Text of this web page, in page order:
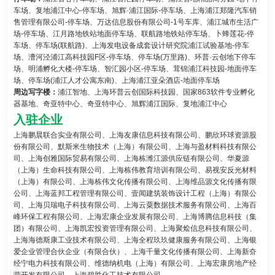
车场、复地浦江中心-停车场、旭辉·浦江国际-停车场、上海浦江郑隆汽车销
售管理有限公司-停车场、万达信息股份有限公司-1号车库、浦江城市生活广
场-停车场、江月路地铁站地面停车场、联航路地铁站停车场、卜蜂莲花-停
车场、停车场(联航路)、上海发电设备成套设计研究院浦江试验基地-停车
场、漕河泾浦江高科技园F区-停车场、停车场(万里路)、环普·云创地下停车
场、明浦孵化大楼-停车场、智汇园小区-停车场、茸锦浦江科技园-地面停车
场、停车场(浦江人才公寓东南)、上海浦江亚朵酒店-地面停车场
周边写字楼：浦江智地、上海环普云创国际科技园、国家863软件专业孵化
器基地、奇亚特中心、奇亚特中心、旭辉浦江国际、复地浦江中心
入驻企业
上海鹏晨联合实业有限公司、上海友康信息科技有限公司、鹏欣环球资源股
份有限公司、默斯米生物技术（上海）有限公司、上海与盈材料科技有限公
司、上海创雅国际贸易有限公司、上海栋潍江源供应链有限公司、华夏源
（上海）生命科技有限公司、上海栋伟教育培训有限公司、易视安反光材料
（上海）有限公司、上海栋伟文化传播有限公司、上海维品源文化传播有限
公司、上海蓝邦工程管理有限公司、壹闻建筑装饰设计工程（上海）有限公
司、上海贝瑞电子科技有限公司、上海云粟数据技术服务有限公司、上海百
峰环保工程有限公司、上海宏康企业发展有限公司、上海博腾信息科技（集
团）有限公司、上海凯宏投资管理有限公司、上海聚烩信息科技有限公司、
上海海德斯康工业技术有限公司、上海全程玖玖健康服务有限公司、上海银
爱企业管理合伙企业（有限合伙）、上海千量文化传播有限公司、上海新夼
经宁电力科技有限公司、维德纳机电（上海）有限公司、上海宏康房地产经